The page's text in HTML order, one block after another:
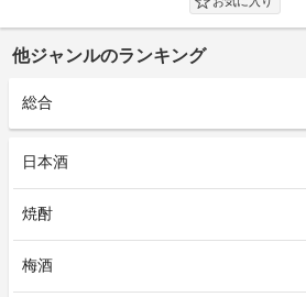
他ジャンルのランキング
総合
日本酒
焼酎
梅酒